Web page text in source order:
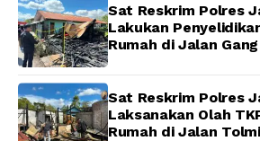
Sat Reskrim Polres
Lakukan
Rumah di Jalan
Sat Reskrim Polres
Laksanakan Olah
Rumah di Jalan